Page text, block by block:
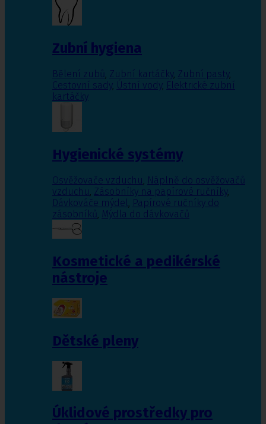
Zubní hygiena
Bělení zubů, Zubní kartáčky, Zubní pasty,
Cestovní sady, Ústní vody, Elektrické zubní
kartáčky
Hygienické systémy
Osvěžovače vzduchu, Náplně do osvěžovačů
vzduchu, Zásobníky na papírové ručníky,
Dávkováče mýdel, Papírové ručníky do
zásobníků, Mýdla do dávkovačů
Kosmetické a pedikérské
nástroje
Dětské pleny
Úklidové prostředky pro